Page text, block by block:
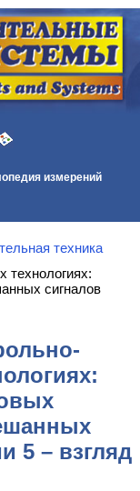
измерений
техника
технологиях:
сигналов
5 – взгляд